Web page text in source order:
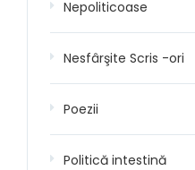
Nepoliticoase
Nesfârşite Scris -ori
Poezii
Politică intestină